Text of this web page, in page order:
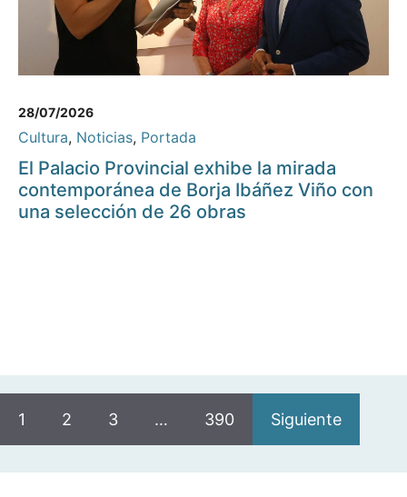
28/07/2026
Cultura, Noticias, Portada
El Palacio Provincial exhibe la mirada
contemporánea de Borja Ibáñez Viño con
una selección de 26 obras
1 2 3 … 390 Siguiente